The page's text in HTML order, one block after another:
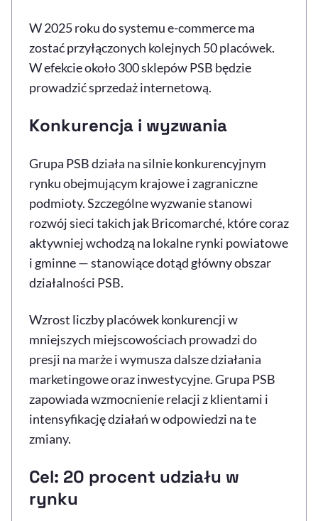
W 2025 roku do systemu e-commerce ma
zostać przyłączonych kolejnych 50 placówek.
W efekcie około 300 sklepów PSB będzie
prowadzić sprzedaż internetową.
Konkurencja i wyzwania
Grupa PSB działa na silnie konkurencyjnym
rynku obejmującym krajowe i zagraniczne
podmioty. Szczególne wyzwanie stanowi
rozwój sieci takich jak Bricomarché, które coraz
aktywniej wchodzą na lokalne rynki powiatowe
i gminne — stanowiące dotąd główny obszar
działalności PSB.
Wzrost liczby placówek konkurencji w
mniejszych miejscowościach prowadzi do
presji na marże i wymusza dalsze działania
marketingowe oraz inwestycyjne. Grupa PSB
zapowiada wzmocnienie relacji z klientami i
intensyfikację działań w odpowiedzi na te
zmiany.
Cel: 20 procent udziału w
rynku